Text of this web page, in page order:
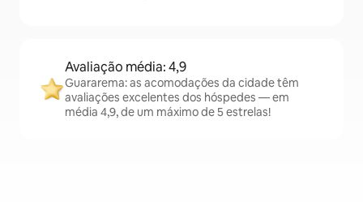
Avaliação média: 4,9
Guararema: as acomodações da cidade têm
avaliações excelentes dos hóspedes — em
média 4,9, de um máximo de 5 estrelas!